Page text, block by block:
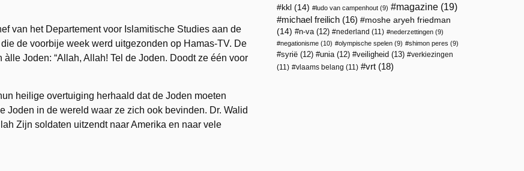
van het Departement voor Islamitische Studies aan de
de voorbije week werd uitgezonden op Hamas-TV. De
Joden: “Allah, Allah! Tel de Joden. Doodt ze één voor
heilige overtuiging herhaald dat de Joden moeten
in de wereld waar ze zich ook bevinden. Dr. Walid
Zijn soldaten uitzendt naar Amerika en naar vele
kkl (14) ludo van campenhout (9) magazine (19)
michael freilich (16)
moshe aryeh friedman
(14)
n-va(12) nederland (11) nederzettingen (9)
negationisme (10) olympische spelen (9) shimon peres (9)
syrië (12) unia(12) veiligheid (13)
verkiezingen
(11)
vlaams belang (11) vrt (18)